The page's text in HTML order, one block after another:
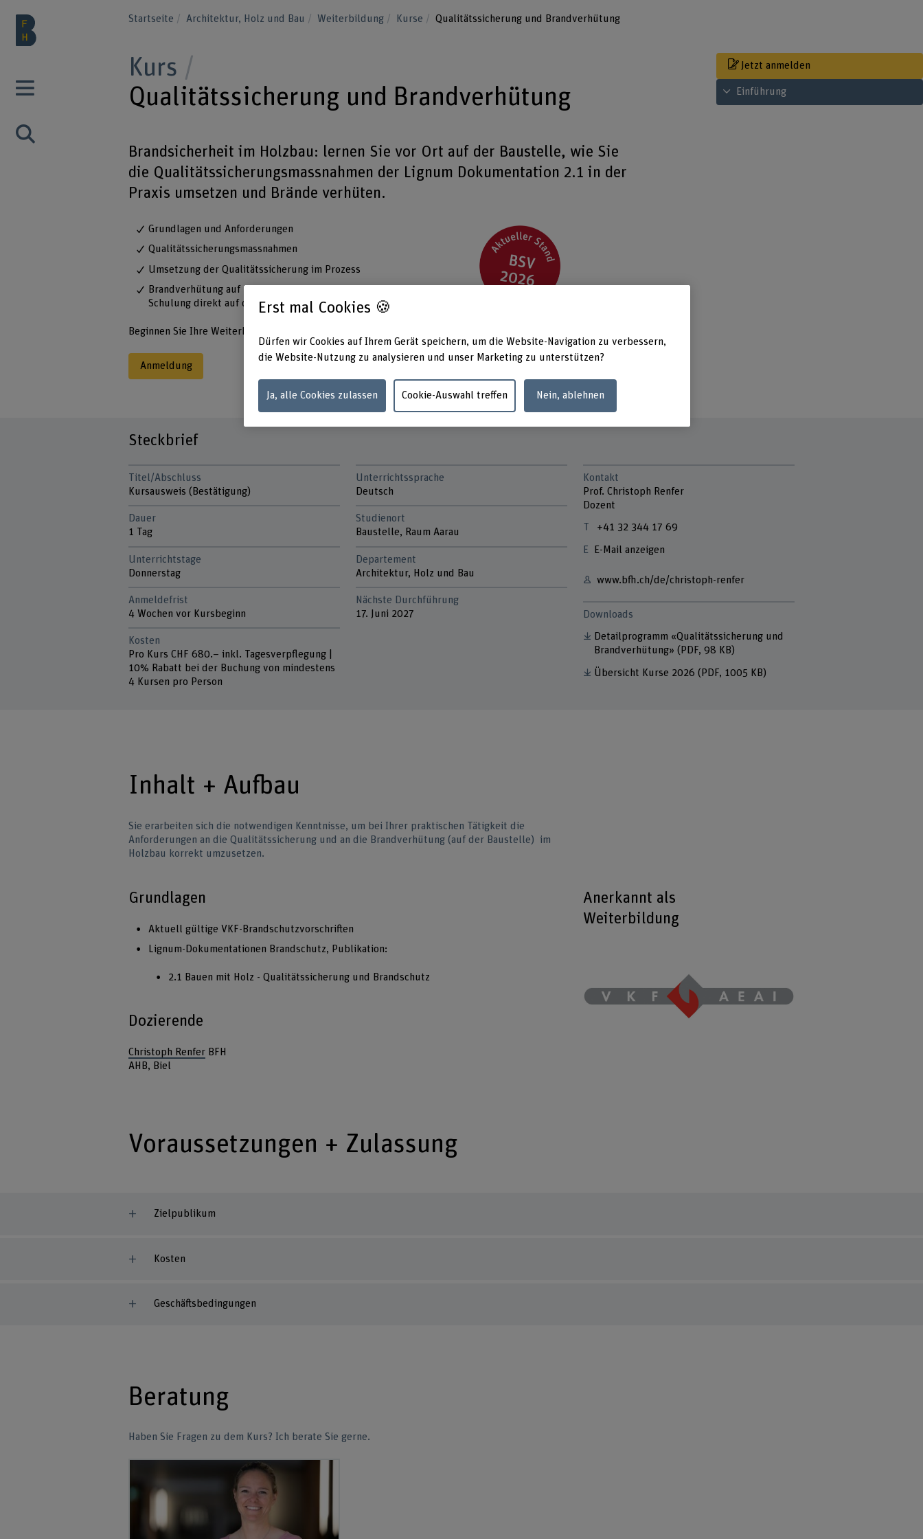
Startseite Architektur, Holz und Bau Weiterbildung Kurse Qualitätssicherung und Brandverhütung
Jetzt anmelden
Inhaltsverzeichnis ansehen
Einführung
Kurs
Qualitätssicherung und Brandverhütung
Brandsicherheit im Holzbau: lernen Sie vor Ort auf der Baustelle, wie Sie
die Qualitätssicherungsmassnahmen der Lignum Dokumentation 2.1 in der
Praxis umsetzen und Brände verhüten.
Grundlagen und Anforderungen
Qualitätssicherungsmassnahmen
Umsetzung der Qualitätssicherung im Prozess
Brandverhütung auf Baustellen, inkl. Baustellenbegehung und
Schulung direkt auf der Baustelle
Beginnen Sie Ihre Weiterbildung am 17. Juni 2027
Anmeldung
Steckbrief
Titel/Abschluss
Kursausweis (Bestätigung)
Dauer
1 Tag
Unterrichtstage
Donnerstag
Anmeldefrist
4 Wochen vor Kursbeginn
Kosten
Pro Kurs CHF 680.– inkl. Tagesverpflegung |
10% Rabatt bei der Buchung von mindestens
4 Kursen pro Person
Unterrichtssprache
Deutsch
Studienort
Baustelle, Raum Aarau
Departement
Architektur, Holz und Bau
Nächste Durchführung
17. Juni 2027
Kontakt
Prof. Christoph Renfer
Dozent
+41 32 344 17 69
E-Mail anzeigen
www.bfh.ch/de/christoph-renfer
Downloads
Detailprogramm «Qualitätssicherung und
Brandverhütung» (PDF, 98 KB)
Übersicht Kurse 2026 (PDF, 1005 KB)
Inhalt + Aufbau
Sie erarbeiten sich die notwendigen Kenntnisse, um bei Ihrer praktischen Tätigkeit die
Anforderungen an die Qualitätssicherung und an die Brandverhütung (auf der Baustelle) im
Holzbau korrekt umzusetzen.
Grundlagen
Aktuell gültige VKF-Brandschutzvorschriften
Lignum-Dokumentationen Brandschutz, Publikation:
2.1 Bauen mit Holz - Qualitätssicherung und Brandschutz
Dozierende
Christoph Renfer BFH
AHB, Biel
Anerkannt als
Weiterbildung
Voraussetzungen + Zulassung
Zielpublikum
Kosten
Geschäftsbedingungen
Beratung
Haben Sie Fragen zu dem Kurs? Ich berate Sie gerne.
Erst mal Cookies 🍪
Dürfen wir Cookies auf Ihrem Gerät speichern, um die Website-Navigation zu verbessern,
die Website-Nutzung zu analysieren und unser Marketing zu unterstützen?
Ja, alle Cookies zulassen Cookie-Auswahl treffen Nein, ablehnen